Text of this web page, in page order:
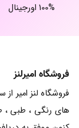
100% اورجینال
فروشگاه امیرلنز
های رنگی ، طبی ،